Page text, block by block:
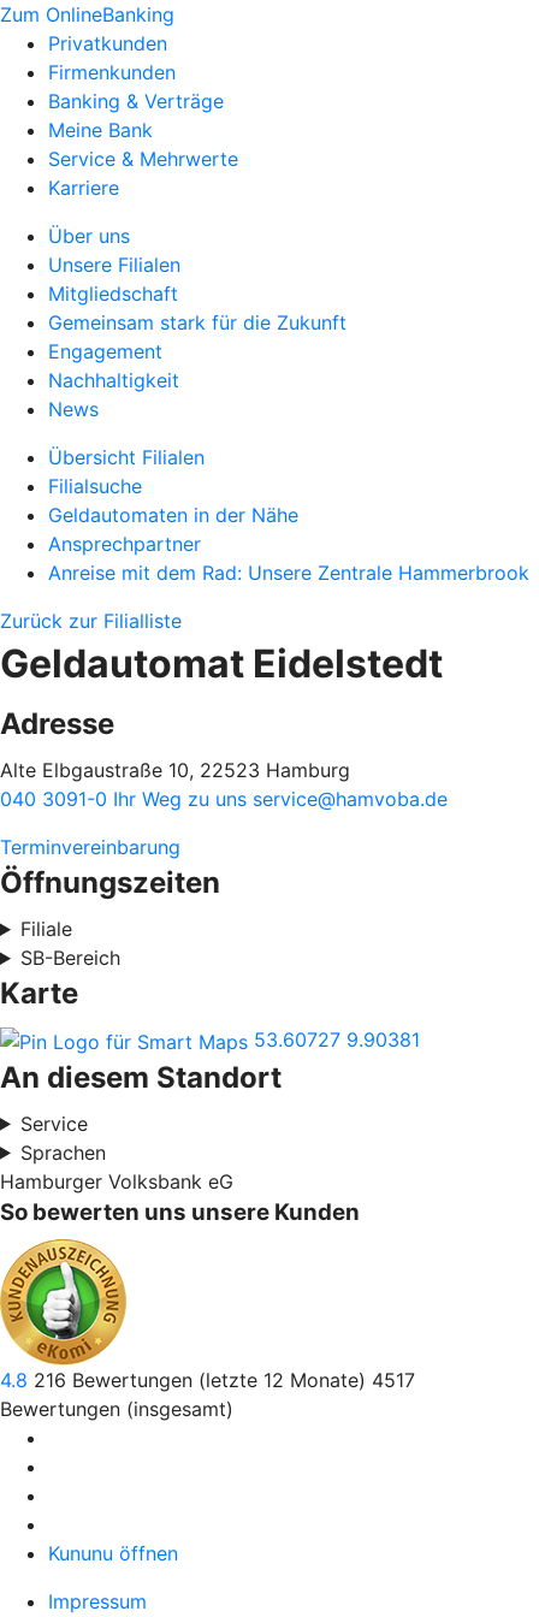
Zum OnlineBanking
Privatkunden
Firmenkunden
Banking & Verträge
Meine Bank
Service & Mehrwerte
Karriere
Über uns
Unsere Filialen
Mitgliedschaft
Gemeinsam stark für die Zukunft
Engagement
Nachhaltigkeit
News
Übersicht Filialen
Filialsuche
Geldautomaten in der Nähe
Ansprechpartner
Anreise mit dem Rad: Unsere Zentrale Hammerbrook
Zurück zur Filialliste
Geldautomat Eidelstedt
Adresse
Alte Elbgaustraße 10, 22523 Hamburg
040 3091-0 Ihr Weg zu uns service@hamvoba.de
Terminvereinbarung
Öffnungszeiten
Filiale
SB-Bereich
Karte
53.60727 9.90381
An diesem Standort
Service
Sprachen
Hamburger Volksbank eG
So bewerten uns unsere Kunden
4.8 216 Bewertungen (letzte 12 Monate) 4517
Bewertungen (insgesamt)
Kununu öffnen
Impressum